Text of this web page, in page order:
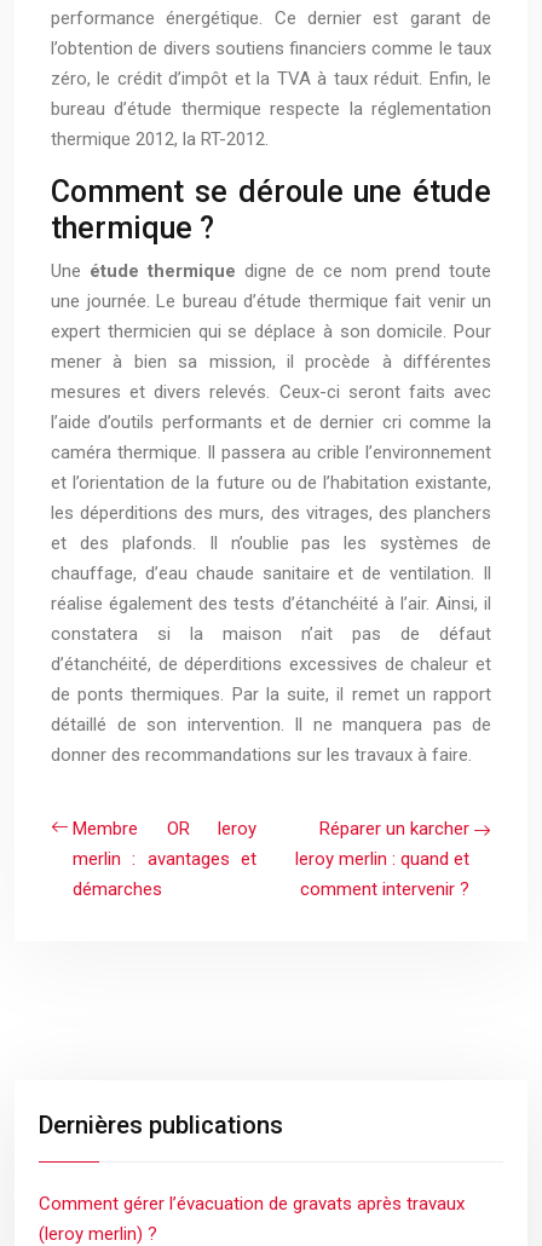
performance énergétique. Ce dernier est garant de
l’obtention de divers soutiens financiers comme le taux
zéro, le crédit d’impôt et la TVA à taux réduit. Enfin, le
bureau d’étude thermique respecte la réglementation
thermique 2012, la RT-2012.
Comment se déroule une étude
thermique ?
Une étude thermique digne de ce nom prend toute
une journée. Le bureau d’étude thermique fait venir un
expert thermicien qui se déplace à son domicile. Pour
mener à bien sa mission, il procède à différentes
mesures et divers relevés. Ceux-ci seront faits avec
l’aide d’outils performants et de dernier cri comme la
caméra thermique. Il passera au crible l’environnement
et l’orientation de la future ou de l’habitation existante,
les déperditions des murs, des vitrages, des planchers
et des plafonds. Il n’oublie pas les systèmes de
chauffage, d’eau chaude sanitaire et de ventilation. Il
réalise également des tests d’étanchéité à l’air. Ainsi, il
constatera si la maison n’ait pas de défaut
d’étanchéité, de déperditions excessives de chaleur et
de ponts thermiques. Par la suite, il remet un rapport
détaillé de son intervention. Il ne manquera pas de
donner des recommandations sur les travaux à faire.
Membre OR leroy
merlin : avantages et
démarches
Réparer un karcher
leroy merlin : quand et
comment intervenir ?
Dernières publications
Comment gérer l’évacuation de gravats après travaux
(leroy merlin) ?